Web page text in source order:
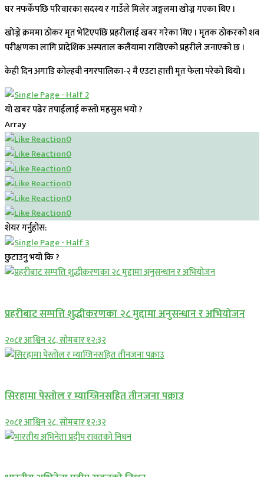
घर नफर्केपछि परिवारका सदस्य र गाउँले मिलेर जङ्गलमा खोज्न गएका थिए ।
खोज्ने क्रममा ठोकर मृत भेटिएपछि प्रहरीलाई खबर गरेका थिए । मृतक ठोकरको शव
परीक्षणका लागि प्रादेशिक अस्पताल कलैयामा राखिएको प्रहरीले जनाएको छ ।
केही दिन अगाडि कोल्हवी नगरपालिका-२ मै एउटा हात्ती मृत फेला परेको थियो ।
यो खबर पढेर तपाईलाई कस्तो महसुस भयो ?
Array
0
0
0
0
0
0
शेयर गर्नुहोस:
छुटाउनु भयो कि ?
प्रहरीबाट सम्पत्ति शुद्धीकरणका २८ मुद्दामा अनुसन्धान र अभियोजन
२०८१ आश्विन २८, सोमबार १२:३२
सिरहामा पेस्तोल र म्याग्जिनसहित तीनजना पक्राउ
२०८१ आश्विन २८, सोमबार १२:३२